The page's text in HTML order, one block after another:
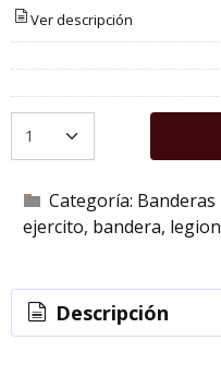
Ver descripción
Categoría: Banderas
ejercito bandera legion
Descripción